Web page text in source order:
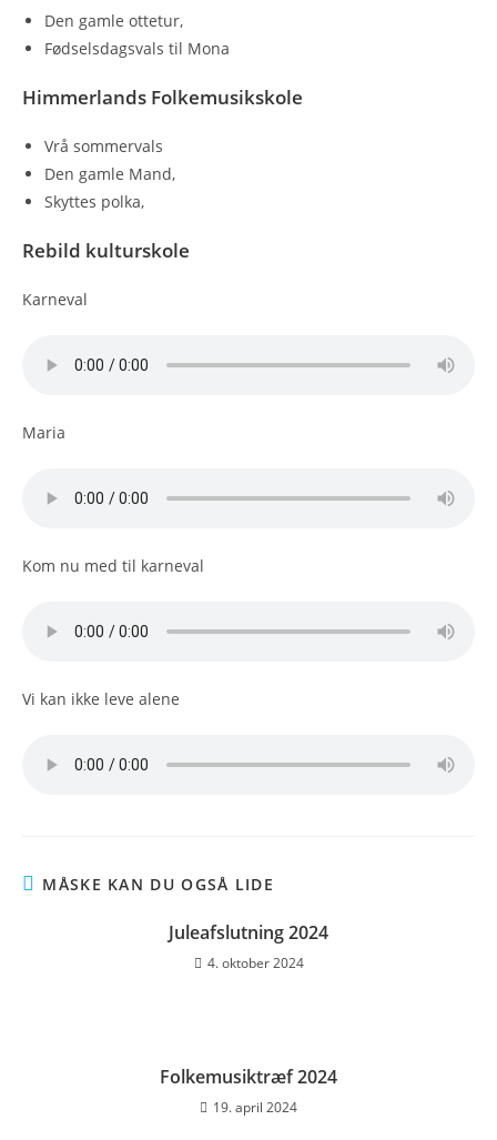
Den gamle ottetur,
Fødselsdagsvals til Mona
Himmerlands Folkemusikskole
Vrå sommervals
Den gamle Mand,
Skyttes polka,
Rebild kulturskole
Karneval
Maria
Kom nu med til karneval
Vi kan ikke leve alene
MÅSKE KAN DU OGSÅ LIDE
Juleafslutning 2024
4. oktober 2024
Folkemusiktræf 2024
19. april 2024